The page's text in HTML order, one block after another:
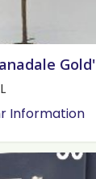
Gold'
Information